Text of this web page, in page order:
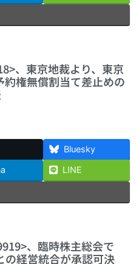
、東京地裁より、東京
権無償割当て差止めの
Bluesky
LINE
、臨時株主総会で
の経営統合が承認可決